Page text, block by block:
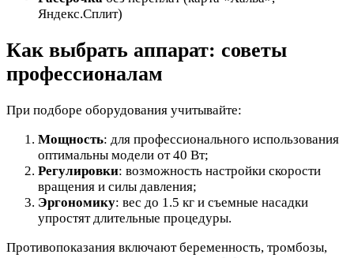
Яндекс.Сплит)
Как выбрать аппарат: советы
профессионалам
При подборе оборудования учитывайте:
Мощность: для профессионального использования
оптимальны модели от 40 Вт;
Регулировки: возможность настройки скорости
вращения и силы давления;
Эргономику: вес до 1.5 кг и съемные насадки
упростят длительные процедуры.
Противопоказания включают беременность, тромбозы,